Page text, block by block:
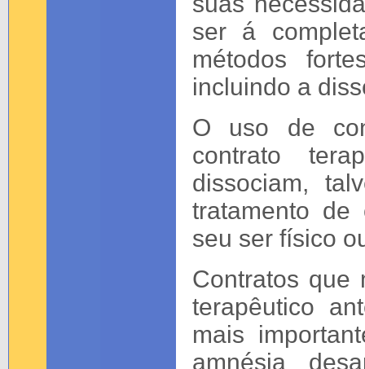
ser á
métodos
incluindo a
O uso de
contrato
dissociam,
tratamento de
seu ser físico
Contratos que
terapêutico
mais
amnésia